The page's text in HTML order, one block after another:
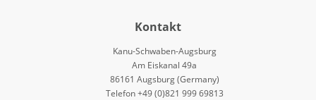
Kontakt
Kanu-Schwaben-Augsburg
Am Eiskanal 49a
86161 Augsburg (Germany)
Telefon +49 (0)821 999 69813